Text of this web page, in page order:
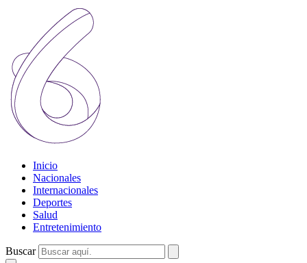
Inicio
Nacionales
Internacionales
Deportes
Salud
Entretenimiento
Buscar